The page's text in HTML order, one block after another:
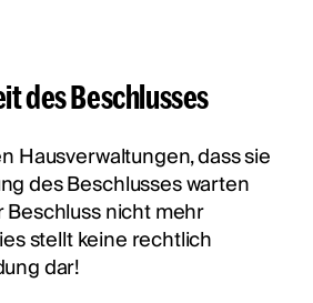
des Beschlusses
Hausverwaltungen, dass sie
des Beschlusses warten
nicht mehr
stellt keine rechtlich
dar!